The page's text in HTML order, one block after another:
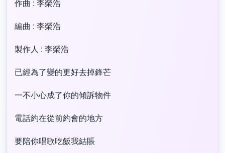
作曲 : 李榮浩
編曲 : 李榮浩
製作人 : 李榮浩
已經為了變的更好去掉鋒芒
一不小心成了你的傾訴物件
電話約在從前約會的地方
要陪你唱歌吃飯我結賬